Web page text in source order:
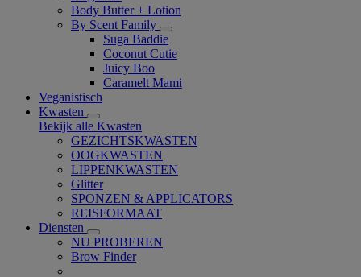
Body Butter + Lotion
By Scent Family
Suga Baddie
Coconut Cutie
Juicy Boo
Caramelt Mami
Veganistisch
Kwasten
Bekijk alle Kwasten
GEZICHTSKWASTEN
OOGKWASTEN
LIPPENKWASTEN
Glitter
SPONZEN & APPLICATORS
REISFORMAAT
Diensten
NU PROBEREN
Brow Finder